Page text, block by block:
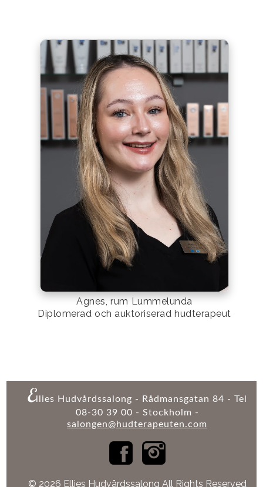
Agnes, rum Lummelunda
Diplomerad och auktoriserad hudterapeut
Ellies Hudvårdssalong - Rådmansgatan 84 - Tel
08-30 39 00 - Stockholm -
salongen@hudterapeuten.com
© 2026 Ellies Hudvårdssalong All Rights Reserved